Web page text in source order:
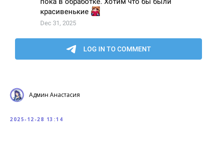
Админ Анастасия
2025-12-28 13:14